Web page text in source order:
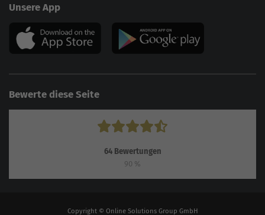
Unsere App
Bewerte diese Seite
64Bewertungen
90 %
Copyright © Online Solutions Group GmbH